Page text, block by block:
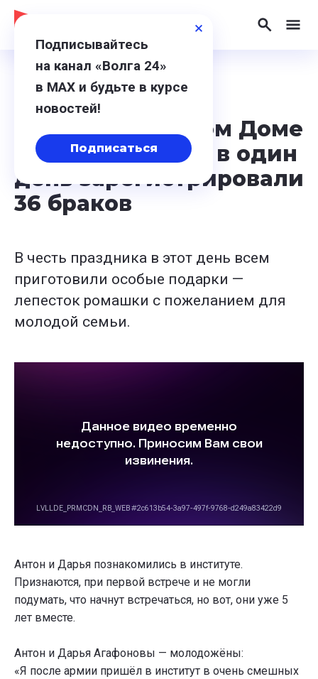
9 июля 2024, 13:38
В Нижегородском Доме
бракосочетания в один
день зарегистрировали
36 браков
В честь праздника в этот день всем
приготовили особые подарки —
лепесток ромашки с пожеланием для
молодой семьи.
Антон и Дарья познакомились в институте.
Признаются, при первой встрече и не могли
подумать, что начнут встречаться, но вот, они уже 5
лет вместе.
Антон и Дарья Агафоновы — молодожёны:
«Я после армии пришёл в институт в очень смешных
Подписывайтесь
на канал «Волга 24»
в МАХ и будьте в курсе
новостей!
Подписаться